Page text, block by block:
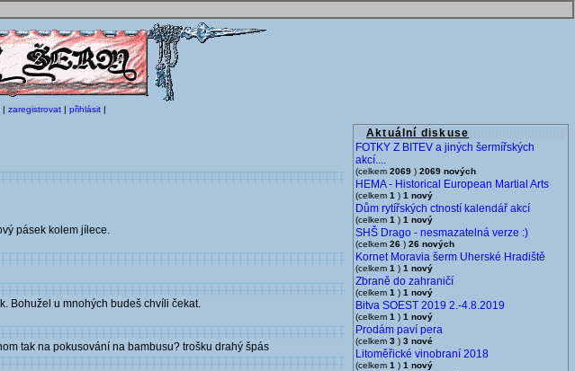
| zaregistrovat | přihlásit |
Aktuální diskuse
FOTKY Z BITEV a jiných šermířských
akcí....
(celkem 2069 ) 2069 nových
HEMA - Historical European Martial Arts
(celkem 1 ) 1 nový
Dům rytířských ctností kalendář akcí
(celkem 1 ) 1 nový
SHŠ Drago - nesmazatelná verze :)
(celkem 26 ) 26 nových
Kornet Moravia šerm Uherské Hradiště
(celkem 1 ) 1 nový
Zbraně do zahraničí
(celkem 1 ) 1 nový
Bitva SOEST 2019 2.-4.8.2019
(celkem 1 ) 1 nový
Prodám paví pera
(celkem 3 ) 3 nové
Litoměřické vinobraní 2018
(celkem 1 ) 1 nový
pásek kolem jílece.
Bohužel u mnohých budeš chvíli čekat.
tak na pokusování na bambusu? trošku drahý špás